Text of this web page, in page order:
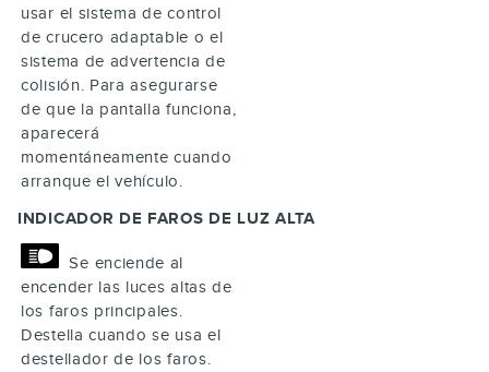
usar el sistema de control
de crucero adaptable o el
sistema de advertencia de
colisión. Para asegurarse
de que la pantalla funciona,
aparecerá
momentáneamente cuando
arranque el vehículo.
INDICADOR DE FAROS DE LUZ ALTA
Se enciende al
encender las luces altas de
los faros principales.
Destella cuando se usa el
destellador de los faros.